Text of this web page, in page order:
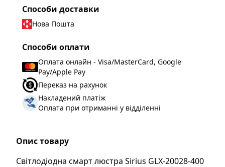
Регулювання
яскравості:
Потужність:
48 W
Форма люстри:
Способи доставки
Нова Пошта
Способи оплати
Оплата онлайн - Visa/MasterCard, Google
Pay/Apple Pay
Переказ на рахунок
Накладений платіж
Оплата при отриманні у відділенні
Опис товару
Світлодіодна смарт люстра Sirius GLX-20028-400